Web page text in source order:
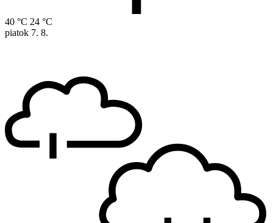
40 °C 24 °C
piatok 7. 8.